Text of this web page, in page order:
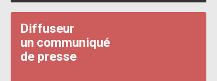
Diffuseur
un communiqué
de presse